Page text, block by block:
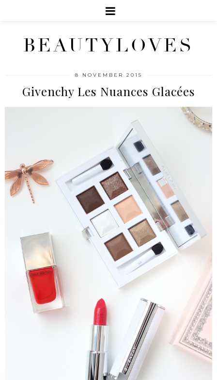
BEAUTYLOVES
8 NOVEMBER 2015
Givenchy Les Nuances Glacées